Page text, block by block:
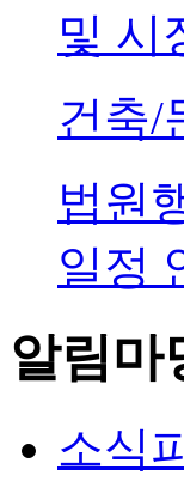
및 시
건축/
법원
일정
알림마
소식